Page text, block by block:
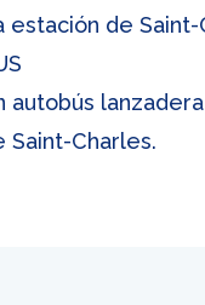
estación de
autobús
Saint-Charles.